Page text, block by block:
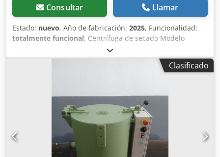
Consultar Llamar
Estado: nuevo, Año de fabricación: 2025, Funcionalidad:
totalmente funcional, Centrífuga de secado Modelo
ERFOR® CR8 Dispositivo componente para líneas de
lavado de reciclaje ♻️ ♻️ ♻️ La máquina está diseñada para
el secado de plásticos: blandos y duros, entre otros:
redes de pesca, envases de turba, y muchos otros.
Capacidad de secado de láminas [kg/h] - 1500/2000
Potencia del motor [kW] - 55/75 kW Dimensiones (L*A*H)
(mm): 1970*2800*2060 / 2100*3150*1900 Crjdpfx Apeuql
Rte Aof Capacidad de secado de materiales molidos [kg/h]
- 5000 En nuestra oferta también encontrará: Sistemas
Clasificado